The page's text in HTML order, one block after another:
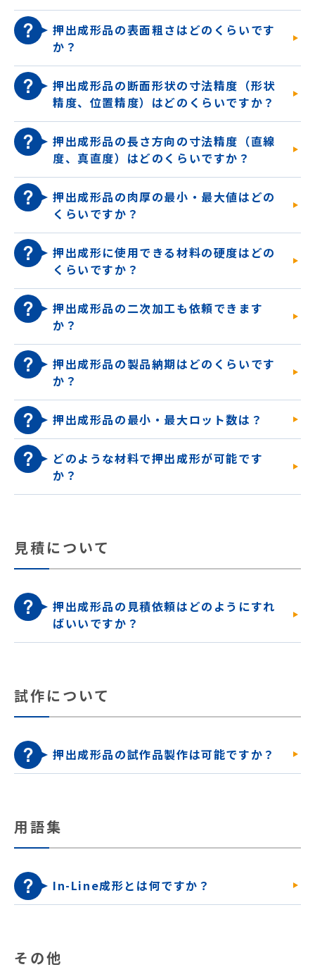
押出成形品の表面粗さはどのくらいです
か？
押出成形品の断面形状の寸法精度（形状
精度、位置精度）はどのくらいですか？
押出成形品の長さ方向の寸法精度（直線
度、真直度）はどのくらいですか？
押出成形品の肉厚の最小・最大値はどの
くらいですか？
押出成形に使用できる材料の硬度はどの
くらいですか？
押出成形品の二次加工も依頼できます
か？
押出成形品の製品納期はどのくらいです
か？
押出成形品の最小・最大ロット数は？
どのような材料で押出成形が可能です
か？
見積について
押出成形品の見積依頼はどのようにすれ
ばいいですか？
試作について
押出成形品の試作品製作は可能ですか？
用語集
In-Line成形とは何ですか？
その他